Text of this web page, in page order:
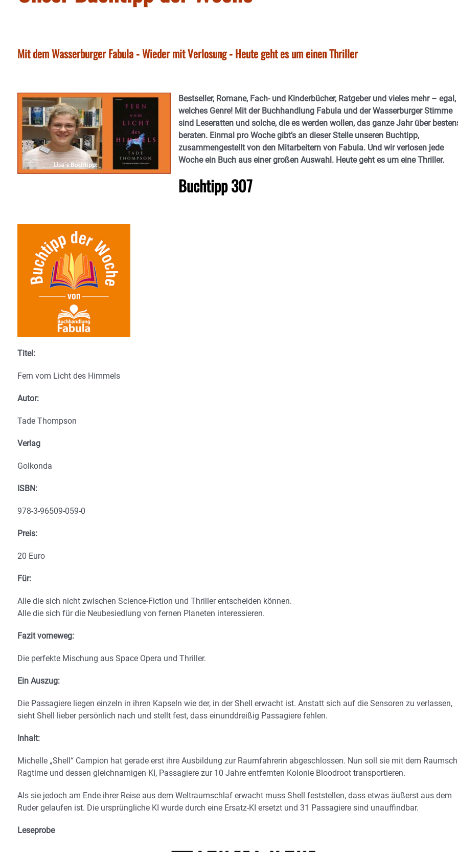
Mit dem Wasserburger Fabula - Wieder mit Verlosung - Heute geht es um einen Thriller
Bestseller, Romane, Fach- und Kinderbücher, Ratgeber und vieles mehr – egal,
welches Genre! Mit der Buchhandlung Fabula und der Wasserburger Stimme
sind Leseratten und solche, die es werden wollen, das ganze Jahr über
beraten. Einmal pro Woche gibt’s an dieser Stelle unseren Buchtipp,
zusammengestellt von den Mitarbeitern von Fabula. Und wir verlosen jede
Woche ein Buch aus einer großen Auswahl. Heute geht es um eine Thriller.
Buchtipp 307
Titel:
Fern vom Licht des Himmels
Autor:
Tade Thompson
Verlag
Golkonda
ISBN:
978-3-96509-059-0
Preis:
20 Euro
Für:
Alle die sich nicht zwischen Science-Fiction und Thriller entscheiden können.
Alle die sich für die Neubesiedlung von fernen Planeten interessieren.
Fazit vorneweg:
Die perfekte Mischung aus Space Opera und Thriller.
Ein Auszug:
Die Passagiere liegen einzeln in ihren Kapseln wie der, in der Shell erwacht ist. Anstatt sich auf die Sensoren zu verlassen,
sieht Shell lieber persönlich nach und stellt fest, dass einunddreißig Passagiere fehlen.
Inhalt:
Michelle „Shell“ Campion hat gerade erst ihre Ausbildung zur Raumfahrerin abgeschlossen. Nun soll sie mit dem
Ragtime und dessen gleichnamigen KI, Passagiere zur 10 Jahre entfernten Kolonie Bloodroot transportieren.
Als sie jedoch am Ende ihrer Reise aus dem Weltraumschlaf erwacht muss Shell feststellen, dass etwas äußerst aus dem
Ruder gelaufen ist. Die ursprüngliche KI wurde durch eine Ersatz-KI ersetzt und 31 Passagiere sind unauffindbar.
Leseprobe